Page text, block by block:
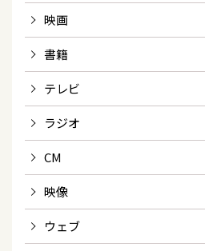
映画
書籍
テレビ
ラジオ
CM
映像
ウェブ